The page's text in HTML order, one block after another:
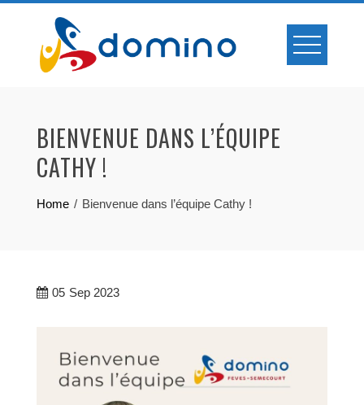
content
BIENVENUE DANS L’ÉQUIPE
CATHY !
Home Bienvenue dans l’équipe Cathy !
05 Sep 2023